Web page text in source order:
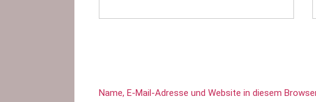
Name, E-Mail-Adresse und Website in diesem